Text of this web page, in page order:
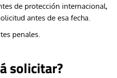
de protección internacional,
antes de esa fecha.
penales.
solicitar?